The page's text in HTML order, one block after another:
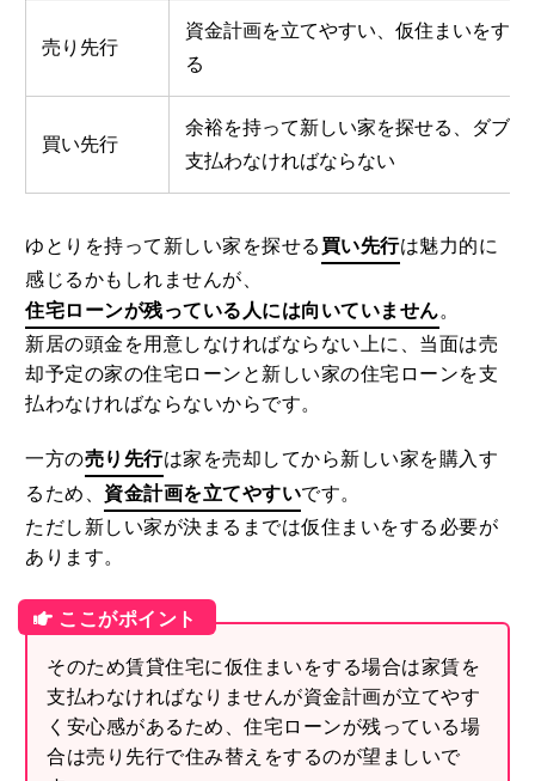
売り先行
資金計画を立てやすい、仮住まいをする
る
買い先行
余裕を持って新しい家を探せる、ダブル
支払わなければならない
ゆとりを持って新しい家を探せる 買い先行は魅力的に
感じるかもしれませんが、
住宅ローンが残っている人には向いていません。
新居の頭金を用意しなければならない上に、当面は売
却予定の家の住宅ローンと新しい家の住宅ローンを支
払わなければならないからです。
一方の売り先行は家を売却してから新しい家を購入す
るため、 資金計画を立てやすいです。
ただし新しい家が決まるまでは仮住まいをする必要が
あります。
そのため賃貸住宅に仮住まいをする場合は家賃を
支払わなければなりませんが資金計画が立てやす
く安心感があるため、住宅ローンが残っている場
合は売り先行で住み替えをするのが望ましいで